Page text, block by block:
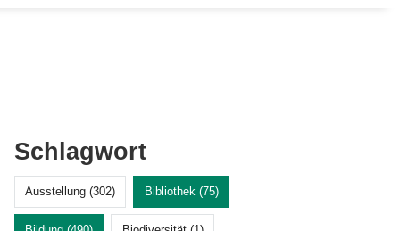
Schlagwort
Ausstellung (302) Bibliothek (75)